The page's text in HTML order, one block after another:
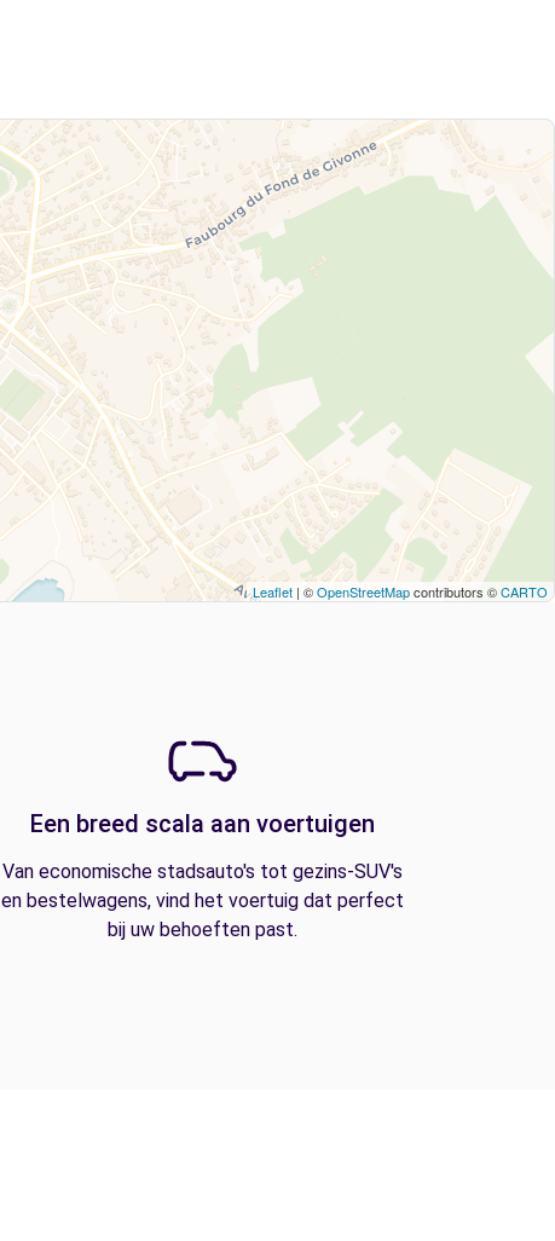
Leaflet | ©OpenStreetMapcontributors ©CARTO
Een breed scala aan voertuigen
Van economische stadsauto's tot gezins-SUV's
en bestelwagens, vind het voertuig dat perfect
bij uw behoeften past.